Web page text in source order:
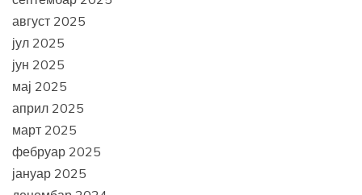
август 2025
јул 2025
јун 2025
мај 2025
април 2025
март 2025
фебруар 2025
јануар 2025